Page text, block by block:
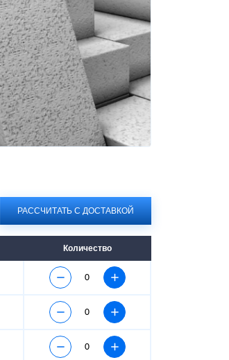
РАССЧИТАТЬ С ДОСТАВКОЙ
Количество